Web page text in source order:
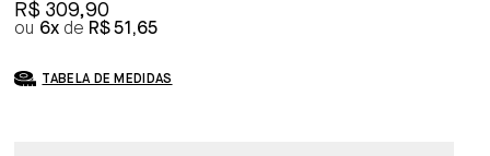
R$ 309,90
6x R$ 51,65
TABELA DE MEDIDAS